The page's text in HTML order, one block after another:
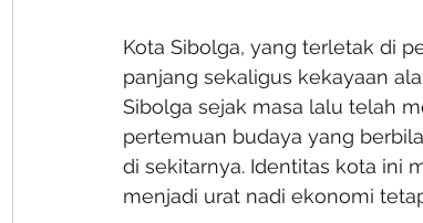
Kota Sibolga, yang terletak di
panjang sekaligus kekayaan
Sibolga sejak masa lalu telah
pertemuan budaya yang
di sekitarnya. Identitas kota ini
menjadi urat nadi ekonomi